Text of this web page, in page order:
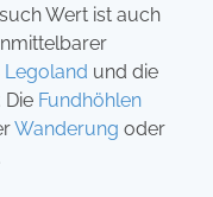
Wert ist auch
Legoland und die
Die Fundhöhlen
Wanderung oder